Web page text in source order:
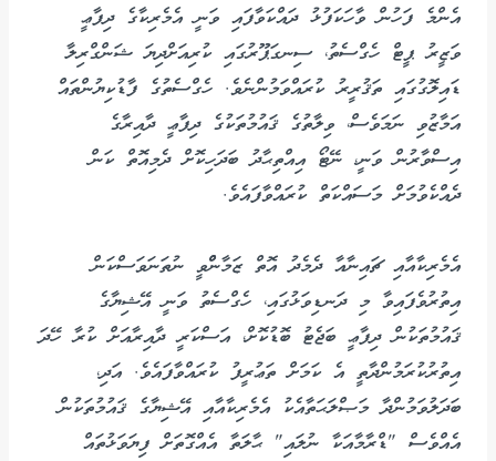
އެންމެ ފަހުން ވާހަކަފުޅު ދައްކަވާފައި ވަނީ އެމެރިކާގެ ދިފާޢީ
ވަޒީރު ޕީޓް ހެގްސެތު، ސިނގަޕޫރުގައި ކުރިއަށްދިޔަ ޝަންގްރިލާ
ޑައިލޮގުގައި ތަޤުރީރު ކުރައްވަމުންނެވެ. ހެގްސެތުގެ ފާޑުކިޔުންތައް
އަމާޒުވި ނަމަވެސް، ވިލާތުގެ ޤައުމުތަކުގެ ދިފާޢީ ދާއިރާގެ
އިސްވާރުން ވަނީ، ނޭޓޯ އިއްތިޙާދު ބަދަހިކޮށް ދެމިއޮތް ކަން
ދެއްކެވުމަށް މަސައްކަތް ކުރައްވާފައެވެ.
އެމެރިކާއާއި ޗައިނާއާ ދެމެދު އޮތް ޒަމާންްވީ ނުތަނަވަސްކަން
އިތުރުވެފައިވާ މި ދަނޑިވަޅުގައި، ހެގްސެތު ވަނީ އޭޝިޔާގެ
ޤައުމުތަކުން ދިފާޢީ ބަޖެޓު ބޮޑުކޮށް، އަސްކަރީ ދާއިރާއަށް ކުރާ ހޭދަ
އިތުރުކުރަމުންދާތީ އެ ކަމަށް ތަޢުރީފު ކުރައްވާފައެވެ. އަދި،
ބަދަލުވަމުންދާ މަޞްލަޙަތާއެކު އެމެރިކާއާއި އޭޝިޔާގެ ޤައުމުތަކުން
އެއްވެސް "ޑްރާމާއަކާ ނުލައި" ޙާލަތާ އެއްގޮތަށް ފިޔަވަޅުތައް